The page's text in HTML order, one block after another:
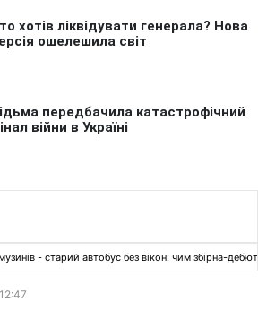
- старий автобус без вікон: чим збірна-